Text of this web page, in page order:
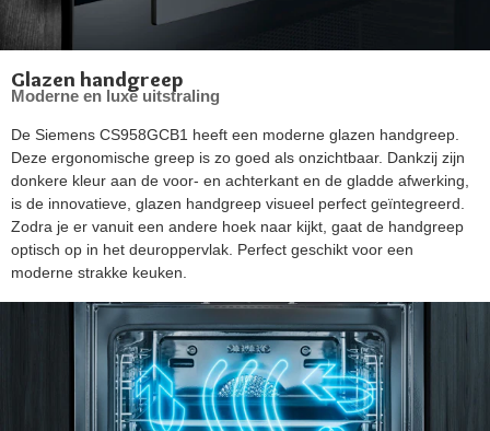
Glazen handgreep
Moderne en luxe uitstraling
De Siemens CS958GCB1 heeft een moderne glazen handgreep.
Deze ergonomische greep is zo goed als onzichtbaar. Dankzij zijn
donkere kleur aan de voor- en achterkant en de gladde afwerking,
is de innovatieve, glazen handgreep visueel perfect geïntegreerd.
Zodra je er vanuit een andere hoek naar kijkt, gaat de handgreep
optisch op in het deuroppervlak. Perfect geschikt voor een
moderne strakke keuken.